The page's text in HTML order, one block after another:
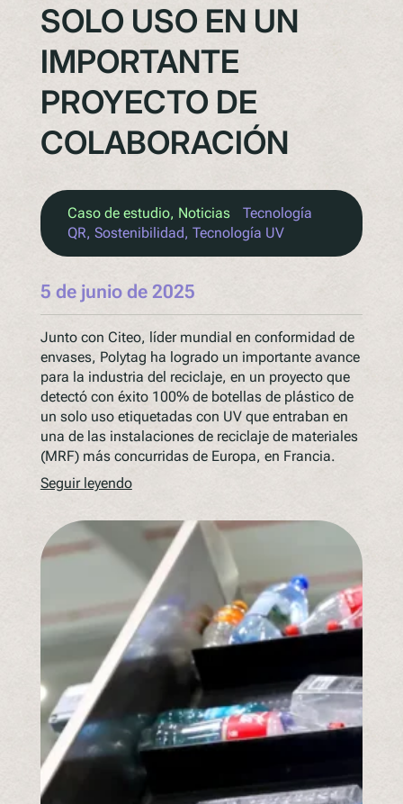
SOLO USO EN UN
IMPORTANTE
PROYECTO DE
COLABORACIÓN
Caso de estudio, Noticias
Tecnología
QR, Sostenibilidad, Tecnología UV
5 de junio de 2025
Junto con Citeo, líder mundial en conformidad de
envases, Polytag ha logrado un importante avance
para la industria del reciclaje, en un proyecto que
detectó con éxito 100% de botellas de plástico de
un solo uso etiquetadas con UV que entraban en
una de las instalaciones de reciclaje de materiales
(MRF) más concurridas de Europa, en Francia.
Seguir leyendo